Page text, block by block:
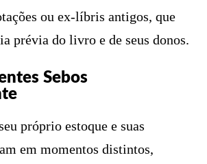
ou ex-líbris antigos, que
prévia do livro e de seus donos.
Sebos
próprio estoque e suas
em momentos distintos,